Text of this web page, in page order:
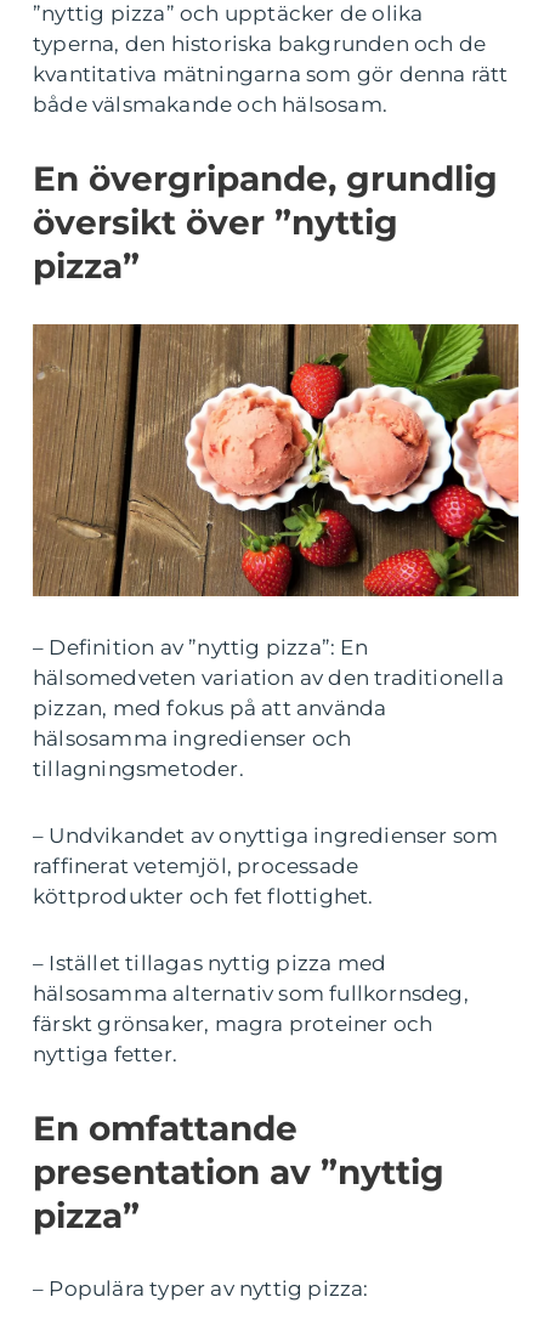
”nyttig pizza” och upptäcker de olika
typerna, den historiska bakgrunden och de
kvantitativa mätningarna som gör denna rätt
både välsmakande och hälsosam.
En övergripande, grundlig
översikt över ”nyttig
pizza”
– Definition av ”nyttig pizza”: En
hälsomedveten variation av den traditionella
pizzan, med fokus på att använda
hälsosamma ingredienser och
tillagningsmetoder.
– Undvikandet av onyttiga ingredienser som
raffinerat vetemjöl, processade
köttprodukter och fet flottighet.
– Istället tillagas nyttig pizza med
hälsosamma alternativ som fullkornsdeg,
färskt grönsaker, magra proteiner och
nyttiga fetter.
En omfattande
presentation av ”nyttig
pizza”
– Populära typer av nyttig pizza: